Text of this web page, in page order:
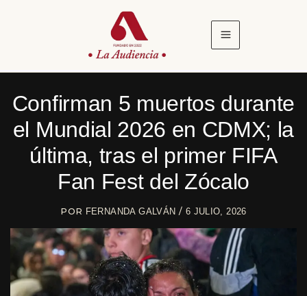
Confirman 5 muertos durante
el Mundial 2026 en CDMX; la
última, tras el primer FIFA
Fan Fest del Zócalo
POR FERNANDA GALVÁN / 6 JULIO, 2026